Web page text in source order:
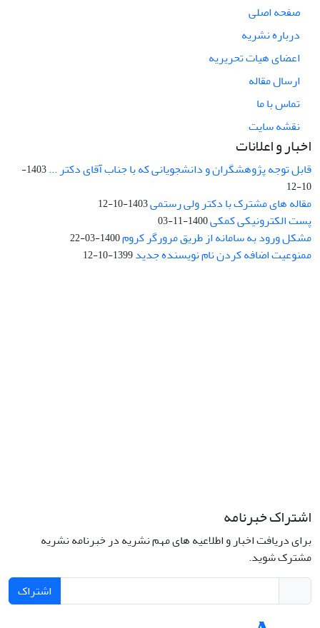
صفحه اصلی
درباره نشریه
اعضای هیات تحریریه
ارسال مقاله
تماس با ما
نقشه سایت
اخبار و اعلانات
قابل توجه پژوهشگران و دانشجویانی که با جناب آقای دکتر ...
1403-
10-12
مقاله های مشترک با دکتر ولی رستمی1403-10-12
پست الکترونیکی کمکی1400-11-03
مشکل ورود به سامانه از طریق مرورگر کروم1400-03-22
ممنوعیت اضافه کردن نام نویسنده جدید1399-10-12
اشتراک خبرنامه
برای دریافت اخبار و اطلاعیه های مهم نشریه در خبرنامه نشریه
مشترک شوید.
اشتراک